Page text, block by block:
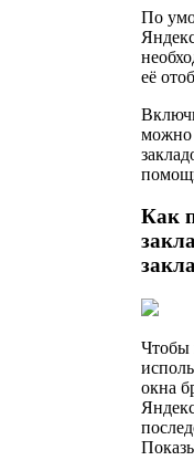
По
её
можно
Как
Чтобы
окна